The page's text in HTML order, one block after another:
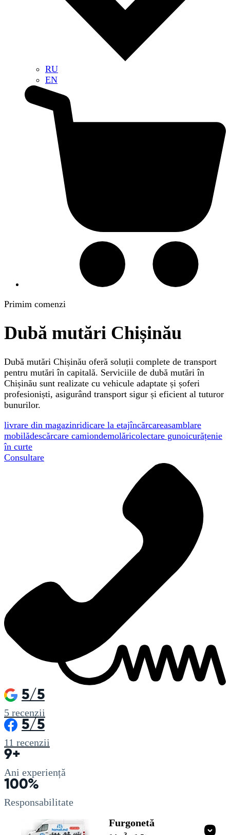
RU
EN
Primim comenzi
Dubă mutări Chișinău
Dubă mutări Chișinău oferă soluții complete de transport
pentru mutări în capitală. Serviciile de dubă mutări în
Chișinău sunt realizate cu vehicule adaptate și șoferi
profesioniști, asigurând transport sigur și eficient al tuturor
bunurilor.
livrare din magazinridicare la etajîncărcareasamblare
mobilădescărcare camiondemolăricolectare gunoicurățenie
în curte
Consultare
5/5
5 recenzii
5/5
11 recenzii
9+
Ani experiență
100%
Responsabilitate
Furgonetă